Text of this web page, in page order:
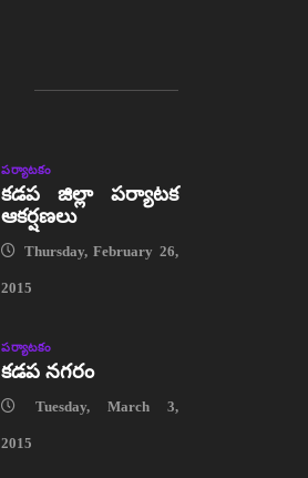
పర్యాటకం
కడప జిల్లా పర్యాటక
ఆకర్షణలు
Thursday, February 26,
2015
పర్యాటకం
కడప నగరం
Tuesday, March 3,
2015